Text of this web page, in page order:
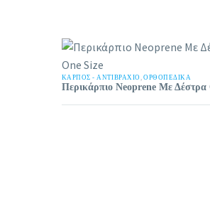
ΚΑΡΠΌΣ - ΑΝΤΙΒΡΆΧΙΟ,ΟΡΘΟΠΕΔΙΚΑ
Περικάρπιο Neoprene Με Δέστρα